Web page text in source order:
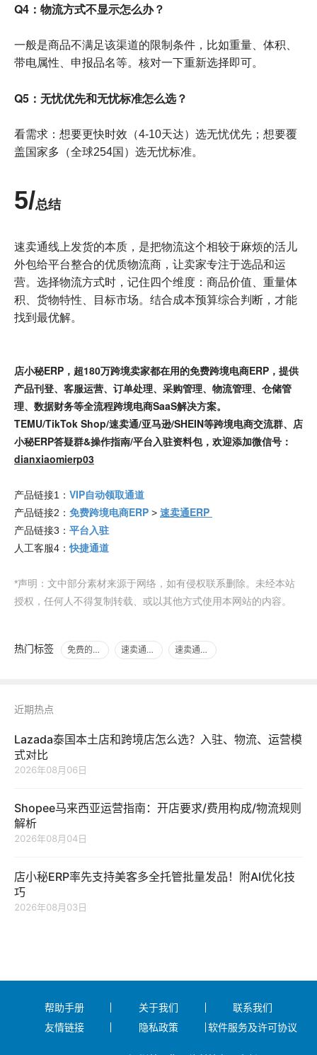
Q4：物流方式不显示怎么办？
一般是商品不满足该渠道的限制条件，比如重量、体积、
带电属性、申报品名等。核对一下重新选择即可。
Q5：无忧优先和无忧标准怎么选？
看需求：想要更快时效（4-10天达）选无忧优先；想要覆
盖国家多（全球254国）选无忧标准。
5/总结
速卖通线上发货的本质，是把物流这个相较于麻烦的活儿
外包给平台整合的优质物流商，让卖家专注于选品和运
营。选择物流方式时，记住四个维度：商品价值、重量体
积、货物特性、目标市场。结合成本预算综合判断，才能
找到最优解。
店小秘ERP，超180万跨境卖家都在用的免费跨境电商ERP，提供
产品刊登、客服运营、订单处理、采购管理、物流管理、仓储管
理、数据财务等全流程跨境电商SaaS解决方案。
TEMU/TikTok Shop/速卖通/亚马逊/SHEIN等跨境电商交流群、店
小秘ERP答疑群&操作指南/平台入驻资料包，欢迎添加微信号：
dianxiaomierp03
产品链接1： VIP自动领取通道
产品链接2： 免费跨境电商ERP > 速卖通ERP
产品链接3： 平台入驻
人工客服4：快捷通道
*声明：文中部分素材来源于网络，如有侵权联系删除。未经本站
授权，任何人不得复制转载、或以其他方式使用本网站的内容。
热门标签 免费的跨境电商ERP 速卖通跨境电商 速卖通ERP
近期热点
Lazada泰国本土店和跨境店怎么选？入驻、物流、运营模
式对比
2026年08月06日
Shopee马来西亚运营指南：开店要求/费用构成/物流规则
解析
2026年08月04日
店小秘ERP率先支持美客多全托管批量发品！附AI优化技
巧
2026年08月03日
帮助手册 关于我们
联系我们
友情链接
隐私政策 软件服务及许可协议